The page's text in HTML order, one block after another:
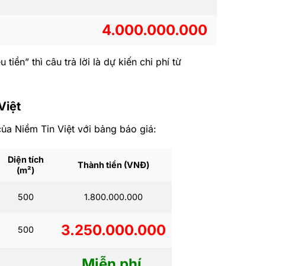
4.000.000.000
tiền” thì câu trả lời là dự kiến chi phí từ
Niềm Tin Việt với bảng báo giá:
Diện tích
(m²)
Thành tiền (VNĐ)
500 1.800.000.000
500
3.250.000.000